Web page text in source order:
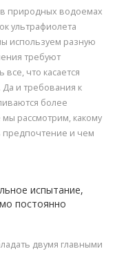
природных водоемах
ультрафиолета
используем разную
требуют
что касается
и требования к
более
рассмотрим, какому
предпочтение и чем
испытание,
постоянно
двумя главными